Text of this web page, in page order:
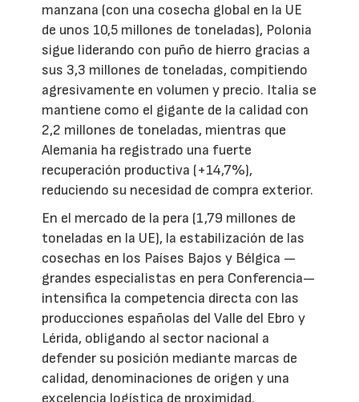
manzana (con una cosecha global en la UE
de unos 10,5 millones de toneladas), Polonia
sigue liderando con puño de hierro gracias a
sus 3,3 millones de toneladas, compitiendo
agresivamente en volumen y precio. Italia se
mantiene como el gigante de la calidad con
2,2 millones de toneladas, mientras que
Alemania ha registrado una fuerte
recuperación productiva (+14,7%),
reduciendo su necesidad de compra exterior.
En el mercado de la pera (1,79 millones de
toneladas en la UE), la estabilización de las
cosechas en los Países Bajos y Bélgica —
grandes especialistas en pera Conferencia—
intensifica la competencia directa con las
producciones españolas del Valle del Ebro y
Lérida, obligando al sector nacional a
defender su posición mediante marcas de
calidad, denominaciones de origen y una
excelencia logística de proximidad.